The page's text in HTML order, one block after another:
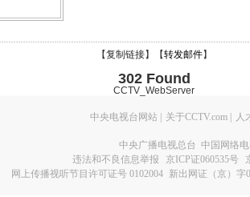
【复制链接】【转发邮件】
302 Found
CCTV_WebServer
中央电视台网站 关于CCTV.com 人
中央广播电视总台 中国网络
违法和不良信息举报
京ICP证060535号
网上传播视听节目许可证号 0102004 新出网证（京）